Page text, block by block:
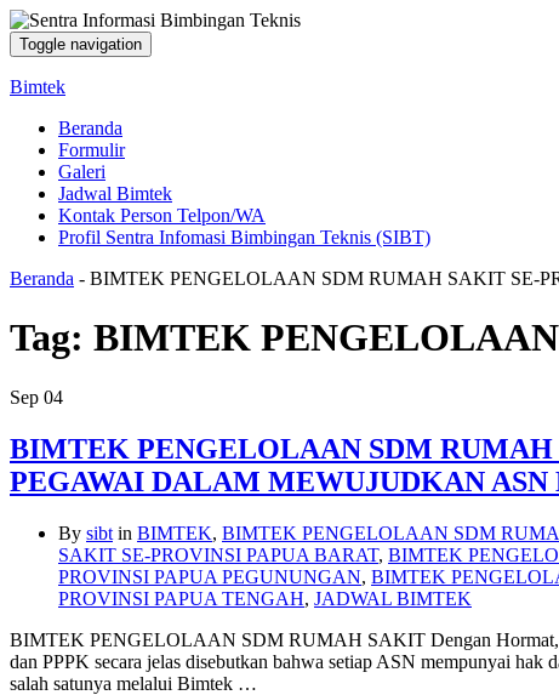
Toggle navigation
Bimtek
Beranda
Formulir
Galeri
Jadwal Bimtek
Kontak Person Telpon/WA
Profil Sentra Infomasi Bimbingan Teknis (SIBT)
Beranda - BIMTEK PENGELOLAAN SDM RUMAH SAKIT SE-
Tag: BIMTEK
Sep 04
BIMTEK PENGELOLAAN SDM
PEGAWAI DALAM MEWUJUDKAN
By sibt in BIMTEK, BIMTEK PENGELOLAAN SDM
SAKIT SE-PROVINSI PAPUA BARAT, BIMTEK
PROVINSI PAPUA PEGUNUNGAN, BIMTEK
PROVINSI PAPUA TENGAH, JADWAL BIMTEK
BIMTEK PENGELOLAAN SDM RUMAH SAKIT Dengan Hormat,
dan PPPK secara jelas disebutkan bahwa setiap ASN mempunyai hak
salah satunya melalui Bimtek …